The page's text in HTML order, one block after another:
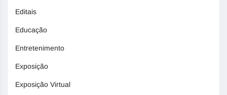
Editais
Educação
Entretenimento
Exposição
Exposição Virtual